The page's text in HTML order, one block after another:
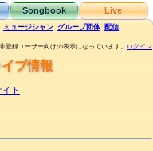
Songbook Live
ミュージシャン グループ団体 配信
登録ユーザー向けの表示になっています。 ログイン
ブ情報
ト